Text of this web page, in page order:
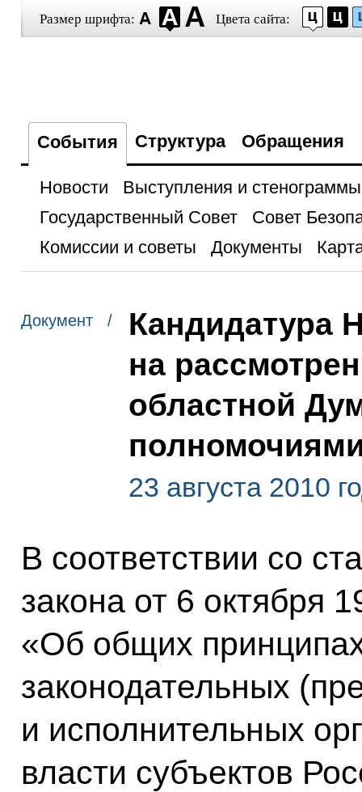
Размер шрифта: Цвета сайта:
События Структура Обращения
Новости
Выступления и стенограммы
Государственный Совет
Совет
Комиссии и советы
Документы
Документ /
Кандидатура
на
областной
23 августа 2010
В соответствии со
закона от 6 октября
«Об общих
законодательных
и исполнительных
власти субъектов